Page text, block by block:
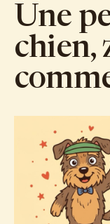
Une
chien,